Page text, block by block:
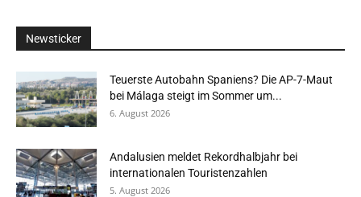
Newsticker
Teuerste Autobahn Spaniens? Die AP-7-Maut
bei Málaga steigt im Sommer um...
6. August 2026
Andalusien meldet Rekordhalbjahr bei
internationalen Touristenzahlen
5. August 2026